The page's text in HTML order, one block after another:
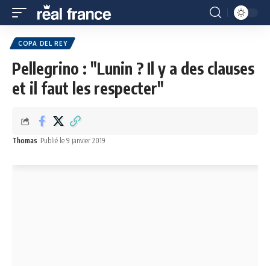
COPA DEL REY
Pellegrino : "Lunin ? Il y a des clauses
et il faut les respecter"
Thomas Publié le 9 janvier 2019